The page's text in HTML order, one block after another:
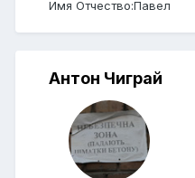
Имя Отчество:Павел
Антон Чиграй